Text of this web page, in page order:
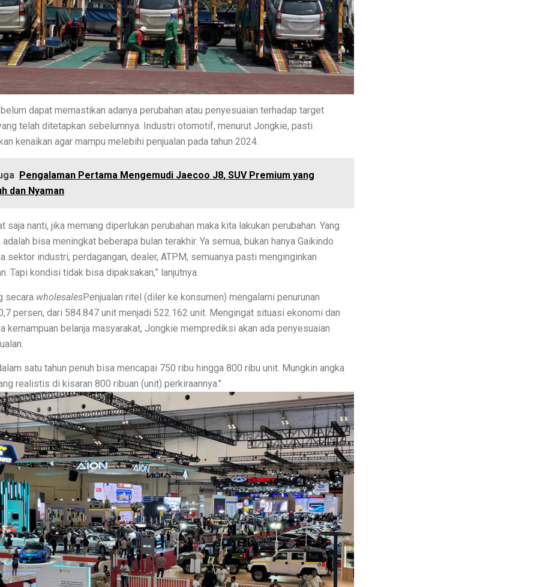
Celah Ini Ancam Data Pelangganmu
Tua Penuh Kuil di Nepal
Hebat di Bawah Rp6 Jutaan, Siapa Pemenangnya?
Pro: Spesifikasi dan Harga di Indonesia!
Informasi di Era Digital
di Galaxy S26 Setelah Gagalnya Eksperimen Edge
di Industri, Kesehatan, dan Energi
Harga dan Fitur!
155, Lihat Spesifikasi Lengkap!
2025, Bukan Hanya Kencang Tapi Jadi Raja Performa
yang Buka Peluang Usaha Melalui Waralaba
Infinix GT 30 Jadi Solusi untuk Gamer Indonesia
Indonesia, Luncurkan T-Rex 3 Pro di BDG100 Ultra Trail
3 HP Kamera Telephoto Termurah 2025 di Indonesia, Sangat Layak!
Dunia dengan Rp 8.342 Triliun
Harga Terjangkau di Oktober 2025
Murah dengan Koneksi Cepat
dan X100: HP Favoritmu yang Mana?
2025
Lengkap dengan Pembahasan
AI di Telinga dengan Galaxy Buds Core Harga Rp700 Ribu!
Turnamen MLBB M7, Didukung AI Gaming dan Baterai 7000mAh
Hadirkan Tokoh dan Legenda Modifikasi Dunia
dapat memastikan adanya perubahan atau penyesuaian terhadap target
telah ditetapkan sebelumnya. Industri otomotif, menurut Jongkie, pasti
kenaikan agar mampu melebihi penjualan pada tahun 2024.
Pengalaman Pertama Mengemudi Jaecoo J8, SUV Premium yang
dan Nyaman
saja nanti, jika memang diperlukan perubahan maka kita lakukan perubahan. Yang
adalah bisa meningkat beberapa bulan terakhir. Ya semua, bukan hanya Gaikindo
sektor industri, perdagangan, dealer, ATPM, semuanya pasti menginginkan
Tapi kondisi tidak bisa dipaksakan,” lanjutnya.
secara wholesalesPenjualan ritel (diler ke konsumen) mengalami penurunan
persen, dari 584.847 unit menjadi 522.162 unit. Mengingat situasi ekonomi dan
kemampuan belanja masyarakat, Jongkie memprediksi akan ada penyesuaian
satu tahun penuh bisa mencapai 750 ribu hingga 800 ribu unit. Mungkin angka
realistis di kisaran 800 ribuan (unit) perkiraannya.